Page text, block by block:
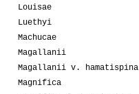
Louisae
Luethyi
Machucae
Magallanii
Magallanii v. hamatispina
Magnifica